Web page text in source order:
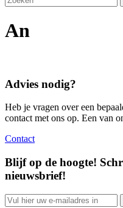
An
Advies nodig?
Heb je vragen over een
contact met ons op. Een van
Contact
Blijf op de hoogte!
nieuwsbrief!